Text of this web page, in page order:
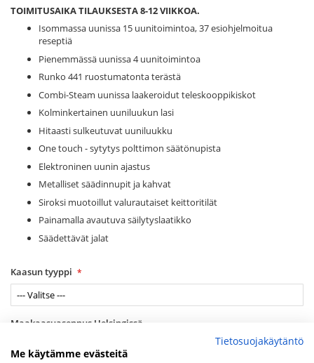
TOIMITUSAIKA TILAUKSESTA 8-12 VIIKKOA.
Isommassa uunissa 15 uunitoimintoa, 37 esiohjelmoitua
reseptiä
Pienemmässä uunissa 4 uunitoimintoa
Runko 441 ruostumatonta terästä
Combi-Steam uunissa laakeroidut teleskooppikiskot
Kolminkertainen uuniluukun lasi
Hitaasti sulkeutuvat uuniluukku
One touch - sytytys polttimon säätönupista
Elektroninen uunin ajastus
Metalliset säädinnupit ja kahvat
Siroksi muotoillut valurautaiset keittoritilät
Painamalla avautuva säilytyslaatikko
Säädettävät jalat
Kaasun tyyppi
Maakaasuasennus Helsingissä
Tietosuojakäytäntö
Me käytämme evästeitä